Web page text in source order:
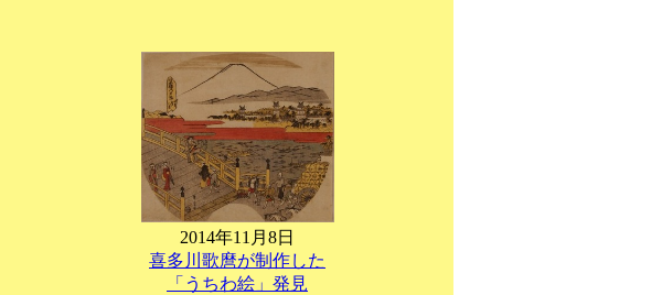
2014年11月8日
喜多川歌麿が制作した
「うちわ絵」発見